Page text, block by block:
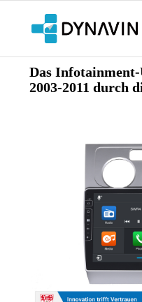
Das
2003-2011 durch